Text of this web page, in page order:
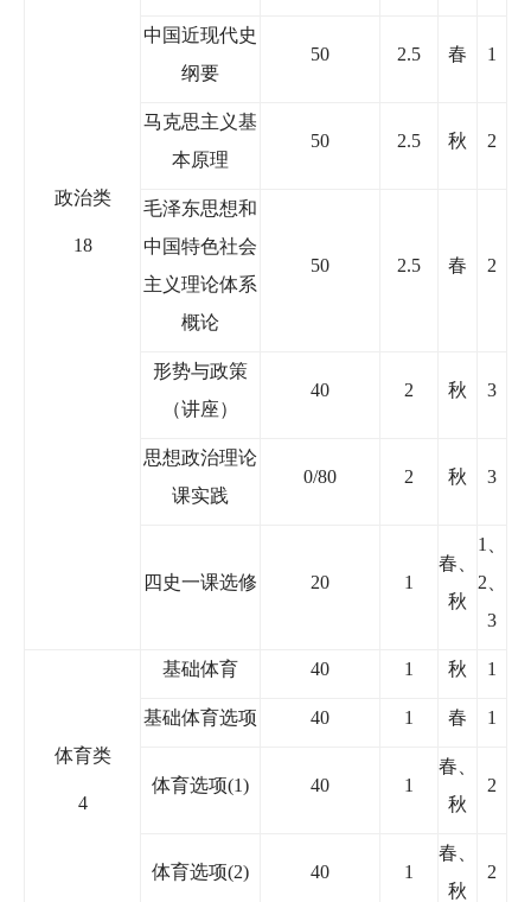
政治类
18
中国近现代史
纲要
50 2.5 春 1
马克思主义基
本原理
50 2.5 秋 2
毛泽东思想和
中国特色社会
主义理论体系
概论
50 2.5 春 2
形势与政策
（讲座）
40 2 秋 3
思想政治理论
课实践
0/80 2 秋 3
四史一课选修 20 1
春、
秋
1
2
3
体育类
4
基础体育 40 1 秋 1
基础体育选项 40 1 春 1
体育选项(1) 40 1
春、
秋
2
体育选项(2) 40 1
春、
秋
2